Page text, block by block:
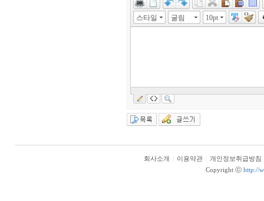
스타일 굴림 10pt
회사소개 이용약관
개인정보취급방침
Copyright ⓒ http://